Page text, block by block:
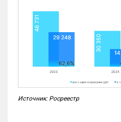
Источник: Росреестр